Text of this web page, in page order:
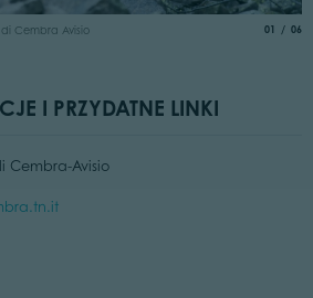
Cembra Avisio 01 of
06
I PRZYDATNE LINKI
Cembra-Avisio